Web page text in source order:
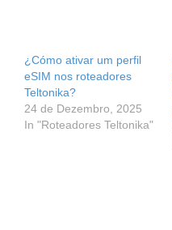
¿Cómo ativar um perfil
eSIM nos roteadores
Teltonika?
24 de Dezembro, 2025
In "Roteadores Teltonika"